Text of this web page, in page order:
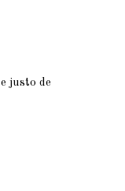
justo de